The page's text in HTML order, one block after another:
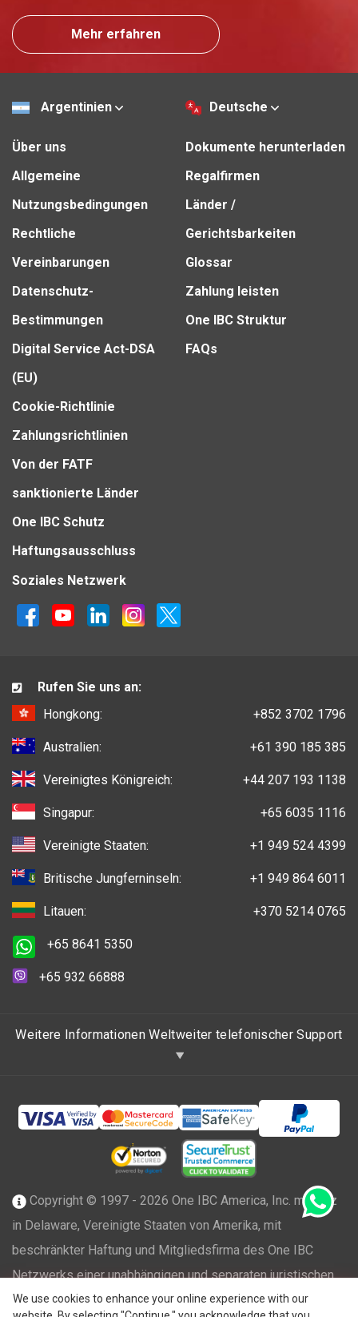
Mehr erfahren
Argentinien Deutsche
Über uns
Allgemeine
Nutzungsbedingungen
Rechtliche
Vereinbarungen
Datenschutz-
Bestimmungen
Digital Service Act-DSA
(EU)
Cookie-Richtlinie
Zahlungsrichtlinien
Von der FATF
sanktionierte Länder
One IBC Schutz
Haftungsausschluss
Dokumente herunterladen
Regalfirmen
Länder /
Gerichtsbarkeiten
Glossar
Zahlung leisten
One IBC Struktur
FAQs
Soziales Netzwerk
We use cookies to enhance your online experience with our
Rufen Sie uns an:
Hongkong:
+852 3702 1796
Australien: +61 390 185 385
Vereinigtes Königreich: +44 207 193 1138
Singapur: +65 6035 1116
Vereinigte Staaten: +1 949 524 4399
Britische Jungferninseln: +1 949 864 6011
Litauen: +370 5214 0765
+65 8641 5350
+65 932 66888
Weitere Informationen Weltweiter telefonischer Support
Copyright © 1997 - 2026 One IBC America, Inc. mit Sitz
in Delaware, Vereinigte Staaten von Amerika, mit
beschränkter Haftung und Mitgliedsfirma des One IBC
Netzwerks einer unabhängigen und separaten juristischen
Person, die mit der One IBC® Group ("One IBC Limited